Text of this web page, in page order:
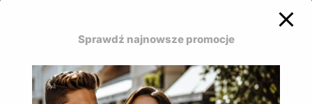
Kask narciarski dla dzieci Crivit S/M 48-51 cm
Sprawdź najnowsze promocje